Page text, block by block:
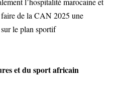
faire de la CAN 2025 une
le plan sportif
et du sport africain